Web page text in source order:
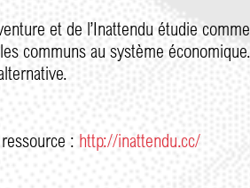
et de l’Inattendu étudie
communs au système
: http://inattendu.cc/